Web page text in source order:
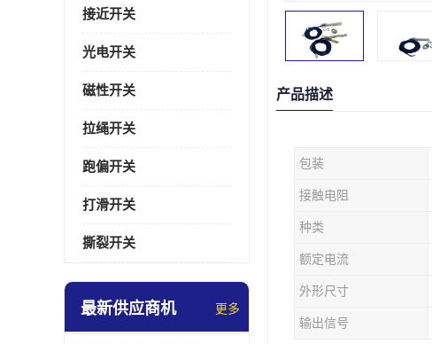
接近开关
光电开关
磁性开关
拉绳开关
跑偏开关
打滑开关
撕裂开关
最新供应商机 更多
产品描述
包装
接触电阻
种类
额定电流
外形尺寸
输出信号